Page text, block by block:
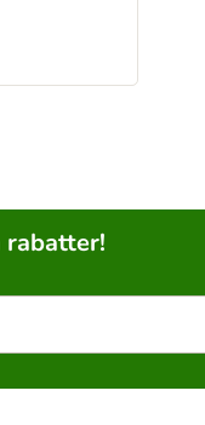
rabatter!